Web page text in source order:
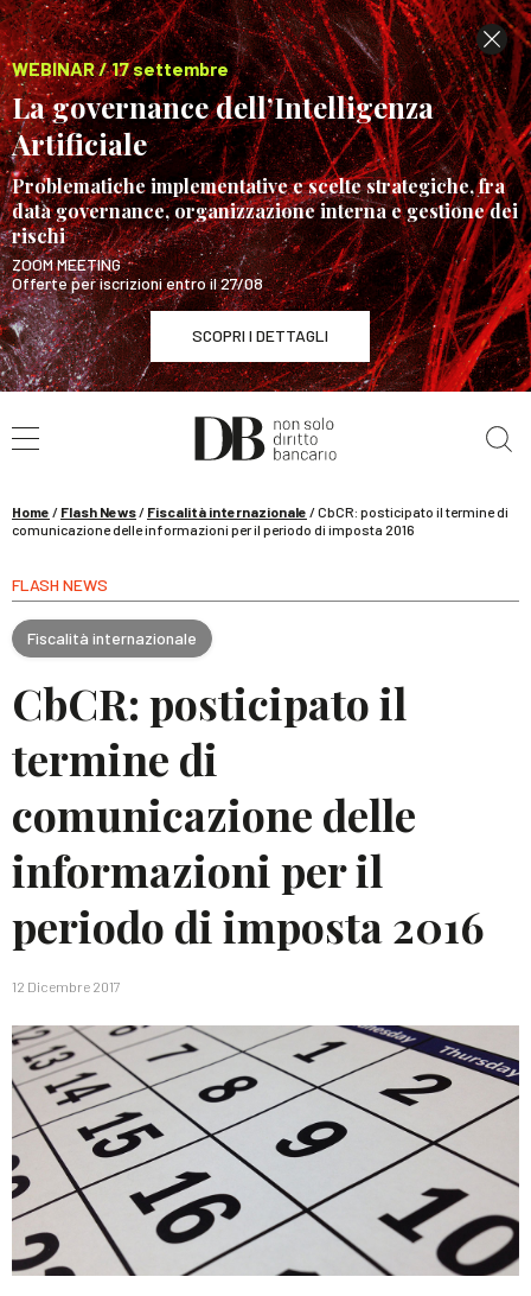
WEBINAR / 17 settembre
La governance dell’Intelligenza
Artificiale
Problematiche implementative e scelte strategiche, fra
data governance, organizzazione interna e gestione dei
rischi
ZOOM MEETING
Offerte per iscrizioni entro il 27/08
SCOPRI I DETTAGLI
WEBINAR / 17 settembre
La governance dell’Intelligenza Artificiale
Home / Flash News/ Fiscalità internazionale /CbCR: posticipato il termine di
comunicazione delle informazioni per il periodo di imposta 2016
FLASH NEWS
Fiscalità internazionale
CbCR: posticipato il
termine di
comunicazione delle
informazioni per il
periodo di imposta 2016
12 Dicembre 2017